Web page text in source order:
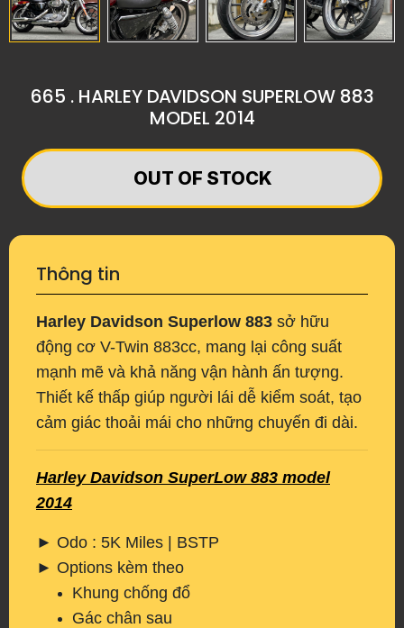
665 . HARLEY DAVIDSON SUPERLOW 883
MODEL 2014
OUT OF STOCK
Thông tin
Harley Davidson Superlow 883 sở hữu
động cơ V-Twin 883cc, mang lại công suất
mạnh mẽ và khả năng vận hành ấn tượng.
Thiết kế thấp giúp người lái dễ kiểm soát, tạo
cảm giác thoải mái cho những chuyến đi dài.
Harley Davidson SuperLow 883 model
2014
► Odo : 5K Miles | BSTP
► Options kèm theo
Khung chống đổ
Gác chân sau